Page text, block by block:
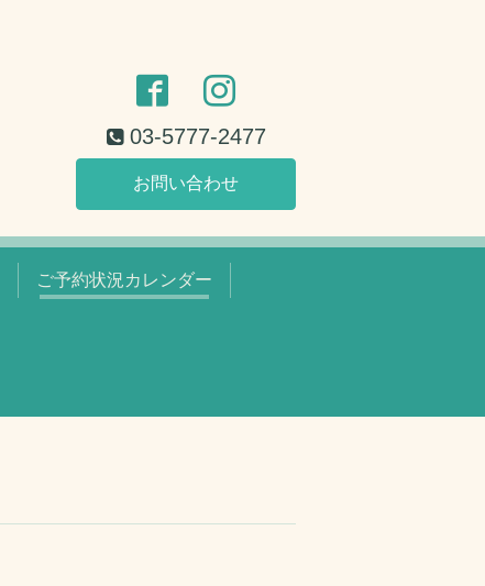
03-5777-2477
お問い合わせ
ご予約状況カレンダー